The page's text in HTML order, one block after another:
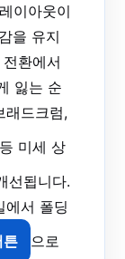
이아웃이
을 유지
환에서
잃는 순
래드크럼,
미세 상
선됩니다.
에서 폴딩
튼
으로